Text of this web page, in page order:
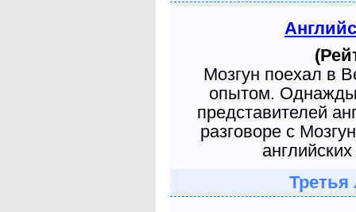
Мозгун поехал в
опытом. Однажды
представителей
разговоре с
Третья